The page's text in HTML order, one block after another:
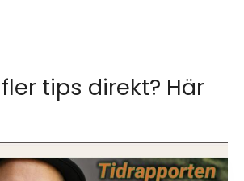
tips direkt? Här